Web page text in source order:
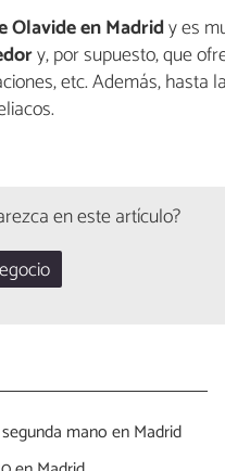
Olavide en Madridy es
y, por supuesto, que
etc. Además, hasta
en este artículo?
mano en Madrid